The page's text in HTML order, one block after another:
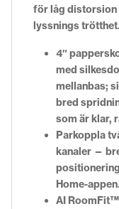
för låg distorsion
lyssnings trötthet.
4″
med
mellanbas;
bred
som är klar,
Parkoppla
kanaler —
Home-appen.
AI